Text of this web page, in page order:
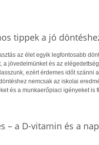
tippek a jó
az élet egyik legfontosabb
a jövedelmünket és az
ezért érdemes időt szánni
nemcsak az iskolai
és a munkaerőpiaci igényeket is
– a D-vitamin és a